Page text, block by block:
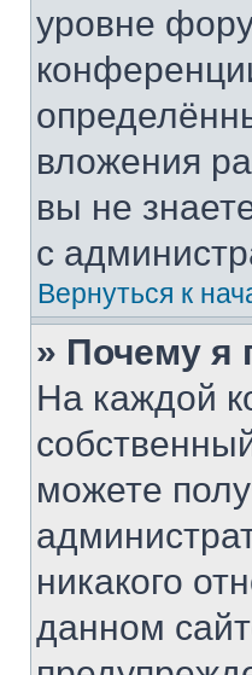
уровне
вложения
вы не
с
Вернуться к
» Почему я
На каждой
можете
никакого
данном